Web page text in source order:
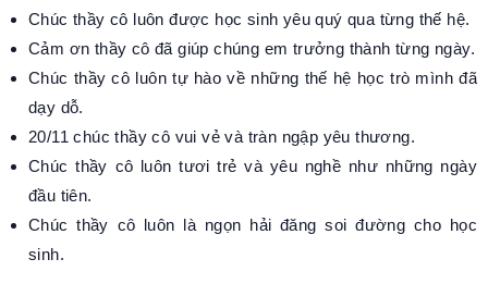
Chúc thầy cô luôn được học sinh yêu quý qua từng thế hệ.
Cảm ơn thầy cô đã giúp chúng em trưởng thành từng ngày.
Chúc thầy cô luôn tự hào về những thế hệ học trò mình đã
dạy dỗ.
20/11 chúc thầy cô vui vẻ và tràn ngập yêu thương.
Chúc thầy cô luôn tươi trẻ và yêu nghề như những ngày
đầu tiên.
Chúc thầy cô luôn là ngọn hải đăng soi đường cho học
sinh.